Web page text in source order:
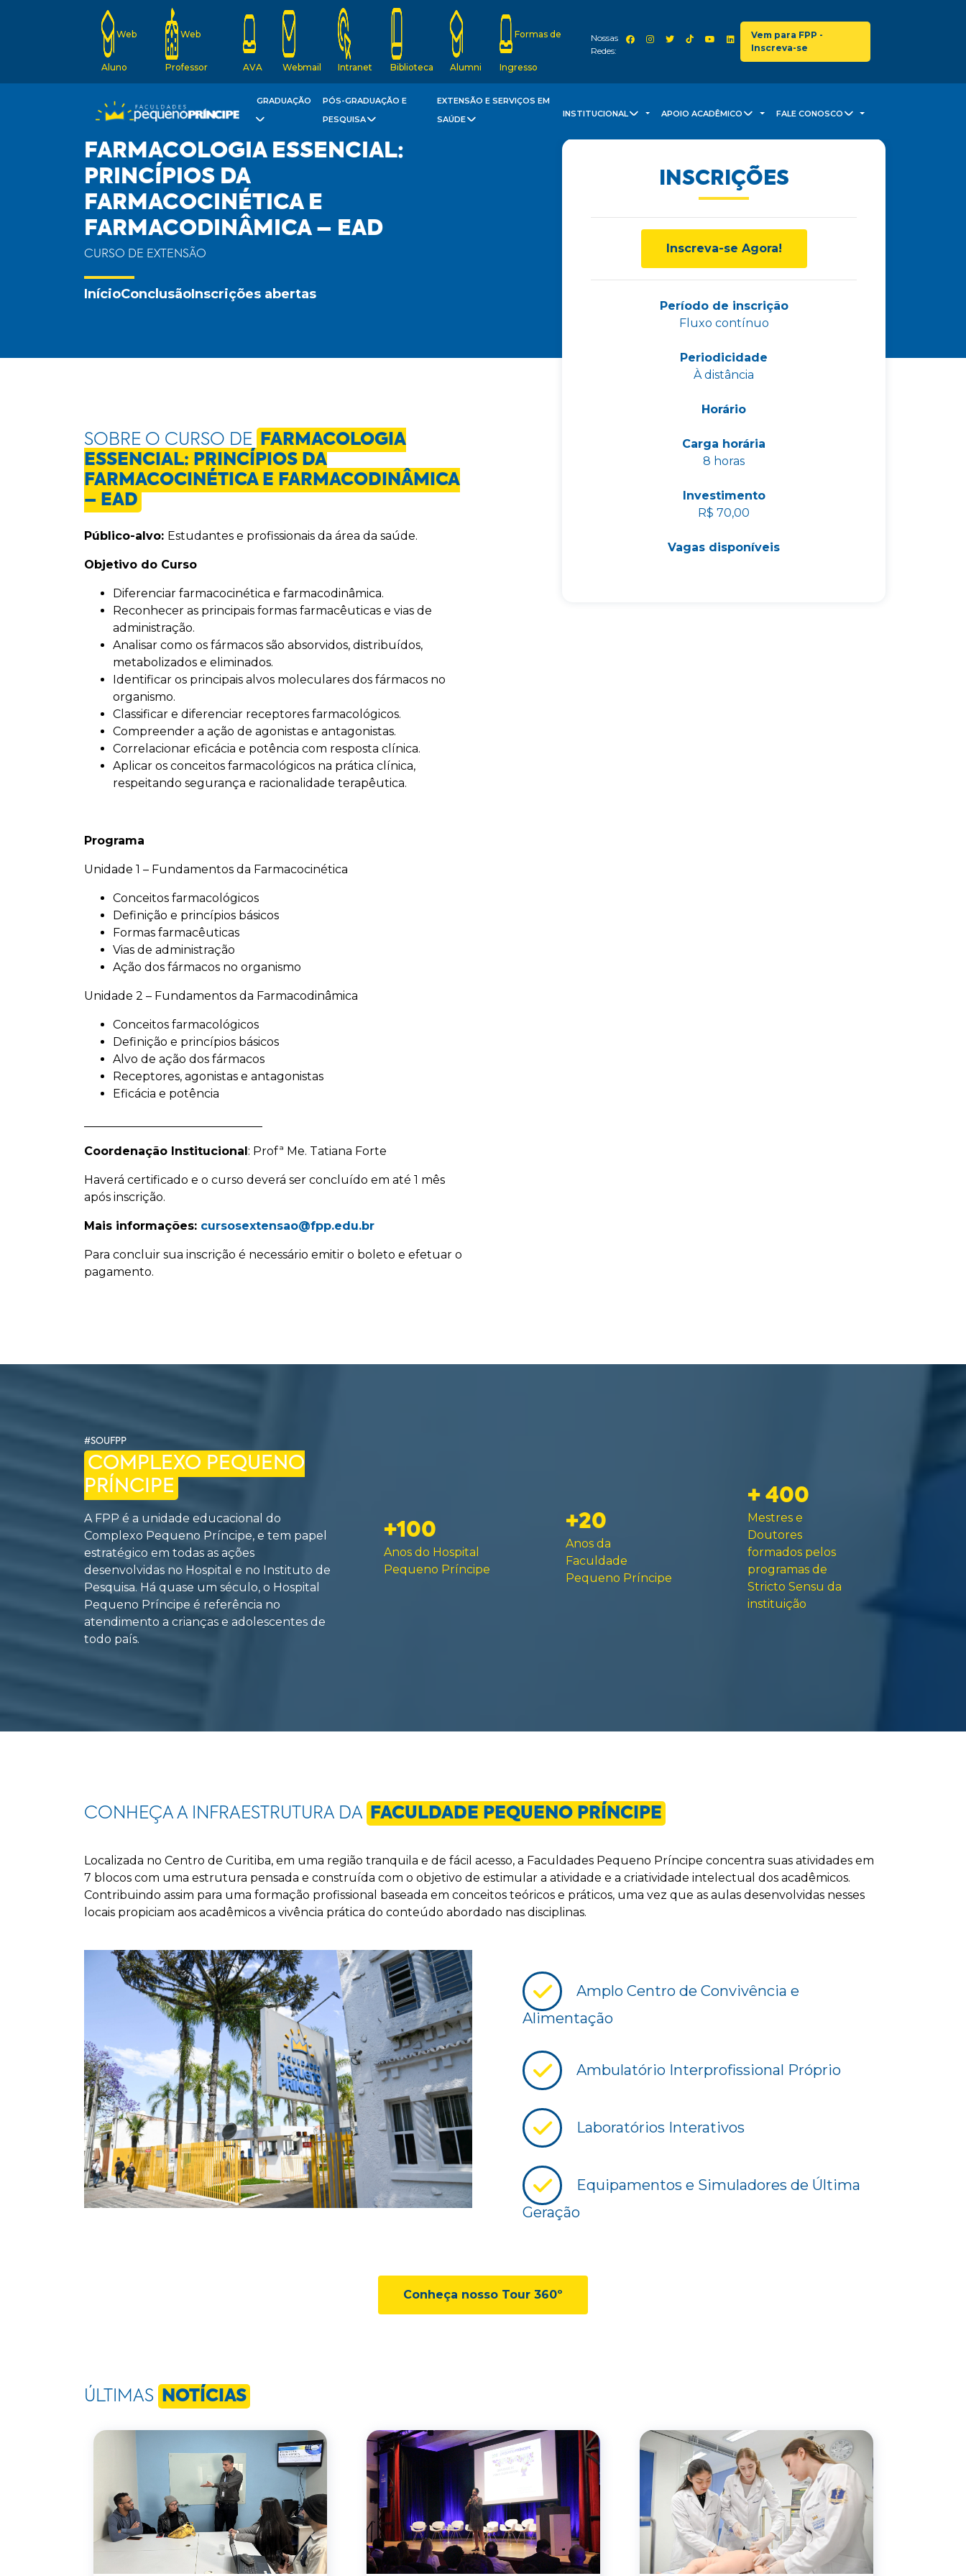
Web
Aluno
Web
Professor AVA Webmail Intranet Biblioteca Alumni
Formas de
Ingresso
Nossas
Redes:
Vem para FPP -
Inscreva-se
GRADUAÇÃO
PÓS-GRADUAÇÃO E
PESQUISA
EXTENSÃO E SERVIÇOS EM
SAÚDE
INSTITUCIONAL APOIO ACADÊMICO FALE CONOSCO
FARMACOLOGIA ESSENCIAL:
PRINCÍPIOS DA
FARMACOCINÉTICA E
FARMACODINÂMICA – EAD
CURSO DE EXTENSÃO
InícioConclusãoInscrições abertas
INSCRIÇÕES
Inscreva-se Agora!
Período de inscrição
Fluxo contínuo
Periodicidade
À distância
Horário
Carga horária
8 horas
Investimento
R$ 70,00
Vagas disponíveis
SOBRE O CURSO DE
FARMACOLOGIA
ESSENCIAL: PRINCÍPIOS DA
FARMACOCINÉTICA E FARMACODINÂMICA
– EAD
Público-alvo: Estudantes e profissionais da área da saúde.
Objetivo do Curso
Diferenciar farmacocinética e farmacodinâmica.
Reconhecer as principais formas farmacêuticas e vias de
administração.
Analisar como os fármacos são absorvidos, distribuídos,
metabolizados e eliminados.
Identificar os principais alvos moleculares dos fármacos no
organismo.
Classificar e diferenciar receptores farmacológicos.
Compreender a ação de agonistas e antagonistas.
Correlacionar eficácia e potência com resposta clínica.
Aplicar os conceitos farmacológicos na prática clínica,
respeitando segurança e racionalidade terapêutica.
Programa
Unidade 1 – Fundamentos da Farmacocinética
Conceitos farmacológicos
Definição e princípios básicos
Formas farmacêuticas
Vias de administração
Ação dos fármacos no organismo
Unidade 2 – Fundamentos da Farmacodinâmica
Conceitos farmacológicos
Definição e princípios básicos
Alvo de ação dos fármacos
Receptores, agonistas e antagonistas
Eficácia e potência
Coordenação Institucional: Profª Me. Tatiana Forte
Haverá certificado e o curso deverá ser concluído em até 1 mês
após inscrição.
Mais informações: cursosextensao@fpp.edu.br
Para concluir sua inscrição é necessário emitir o boleto e efetuar o
pagamento.
#SOUFPP
COMPLEXO PEQUENO
PRÍNCIPE
A FPP é a unidade educacional do
Complexo Pequeno Príncipe, e tem papel
estratégico em todas as ações
desenvolvidas no Hospital e no Instituto de
Pesquisa. Há quase um século, o Hospital
Pequeno Príncipe é referência no
atendimento a crianças e adolescentes de
todo país.
+100
Anos do Hospital
Pequeno Príncipe
+20
Anos da
Faculdade
Pequeno Príncipe
+ 400
Mestres e
Doutores
formados pelos
programas de
Stricto Sensu da
instituição
CONHEÇA A INFRAESTRUTURA DA FACULDADE PEQUENO PRÍNCIPE
Localizada no Centro de Curitiba, em uma região tranquila e de fácil acesso, a Faculdades Pequeno Príncipe concentra suas atividades em
7 blocos com uma estrutura pensada e construída com o objetivo de estimular a atividade e a criatividade intelectual dos acadêmicos.
Contribuindo assim para uma formação profissional baseada em conceitos teóricos e práticos, uma vez que as aulas desenvolvidas nesses
locais propiciam aos acadêmicos a vivência prática do conteúdo abordado nas disciplinas.
Amplo Centro de Convivência e
Alimentação
Ambulatório Interprofissional Próprio
Laboratórios Interativos
Equipamentos e Simuladores de Última
Geração
Conheça nosso Tour 360º
ÚLTIMAS NOTÍCIAS